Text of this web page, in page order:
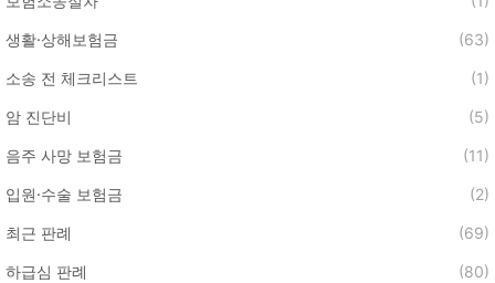
생활·상해보험금 (63)
소송 전 체크리스트 (1)
암 진단비 (5)
음주 사망 보험금 (11)
입원·수술 보험금 (2)
최근 판례 (69)
하급심 판례 (80)